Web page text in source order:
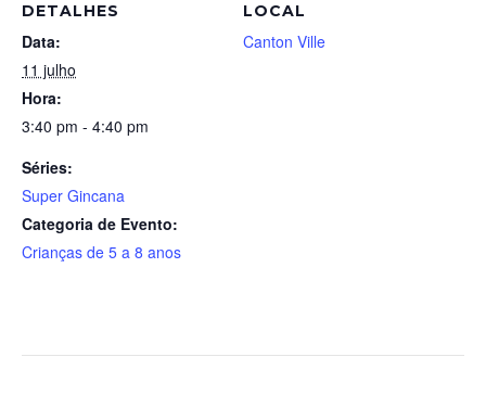
DETALHES
Data:
11 julho
Hora:
3:40 pm - 4:40 pm
Séries:
Super Gincana
Categoria de Evento:
Crianças de 5 a 8 anos
LOCAL
Canton Ville